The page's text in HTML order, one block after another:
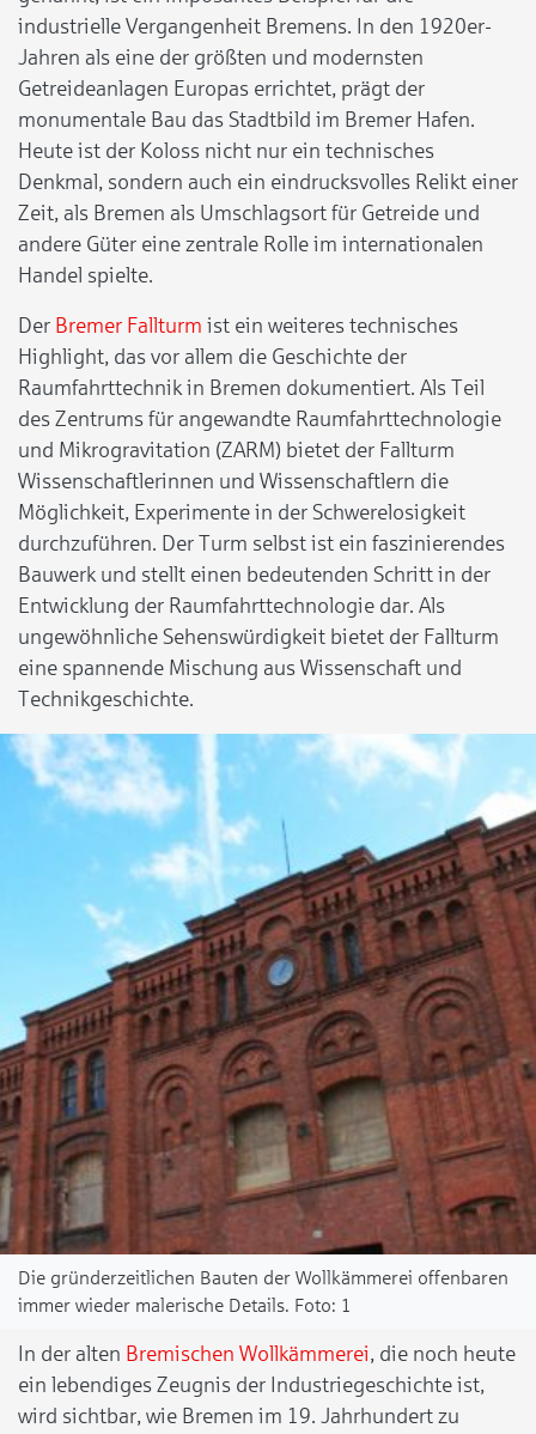
industrielle Vergangenheit Bremens. In den 1920er-
Jahren als eine der größten und modernsten
Getreideanlagen Europas errichtet, prägt der
monumentale Bau das Stadtbild im Bremer Hafen.
Heute ist der Koloss nicht nur ein technisches
Denkmal, sondern auch ein eindrucksvolles Relikt einer
Zeit, als Bremen als Umschlagsort für Getreide und
andere Güter eine zentrale Rolle im internationalen
Handel spielte.
Der Bremer Fallturm ist ein weiteres technisches
Highlight, das vor allem die Geschichte der
Raumfahrttechnik in Bremen dokumentiert. Als Teil
des Zentrums für angewandte Raumfahrttechnologie
und Mikrogravitation (ZARM) bietet der Fallturm
Wissenschaftlerinnen und Wissenschaftlern die
Möglichkeit, Experimente in der Schwerelosigkeit
durchzuführen. Der Turm selbst ist ein faszinierendes
Bauwerk und stellt einen bedeutenden Schritt in der
Entwicklung der Raumfahrttechnologie dar. Als
ungewöhnliche Sehenswürdigkeit bietet der Fallturm
eine spannende Mischung aus Wissenschaft und
Technikgeschichte.
Die gründerzeitlichen Bauten der Wollkämmerei offenbaren
immer wieder malerische Details.
1
In der alten Bremischen Wollkämmerei, die noch heute
ein lebendiges Zeugnis der Industriegeschichte ist,
wird sichtbar, wie Bremen im 19. Jahrhundert zu